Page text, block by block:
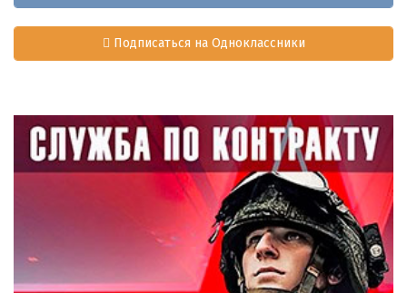
Подписаться на Одноклассники